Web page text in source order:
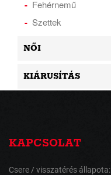
Fehérnemű
Szettek
NŐI
KIÁRUSÍTÁS
KAPCSOLAT
Csere / visszatérés állapota: